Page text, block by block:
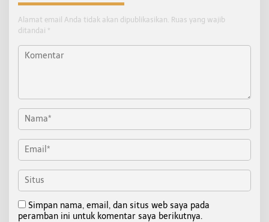
Alamat email Anda tidak akan dipublikasikan. Ruas yang wajib
ditandai *
Simpan nama, email, dan situs web saya pada
peramban ini untuk komentar saya berikutnya.